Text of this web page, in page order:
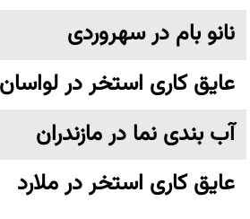
نانو بام در سهروردی
عایق کاری استخر در لواسان
آب بندی نما در مازندران
عایق کاری استخر در ملارد